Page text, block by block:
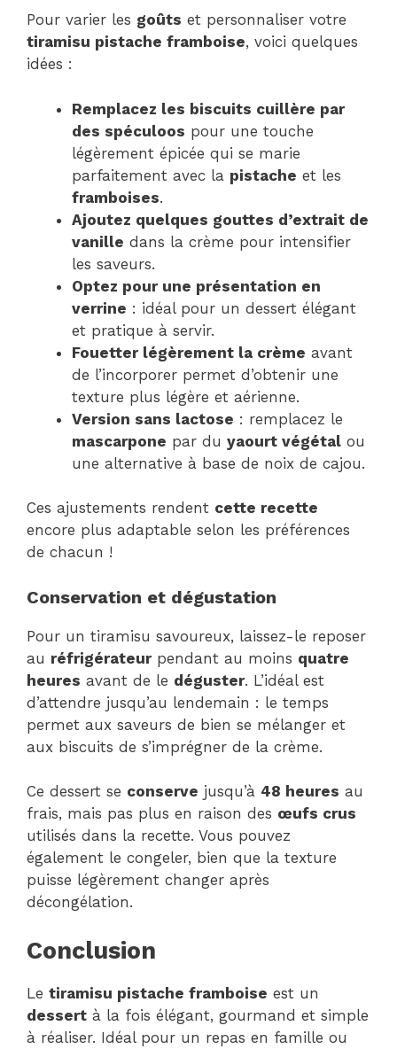
Pour varier les goûts et personnaliser votre
tiramisu pistache framboise, voici quelques
idées :
Remplacez les biscuits cuillère par
des spéculoos pour une touche
légèrement épicée qui se marie
parfaitement avec la pistache et les
framboises.
Ajoutez quelques gouttes d’extrait de
vanille dans la crème pour intensifier
les saveurs.
Optez pour une présentation en
verrine : idéal pour un dessert élégant
et pratique à servir.
Fouetter légèrement la crème avant
de l’incorporer permet d’obtenir une
texture plus légère et aérienne.
Version sans lactose : remplacez le
mascarpone par du yaourt végétal ou
une alternative à base de noix de cajou.
Ces ajustements rendent cette recette
encore plus adaptable selon les préférences
de chacun !
Conservation et dégustation
Pour un tiramisu savoureux, laissez-le reposer
au réfrigérateurpendant au moins quatre
heures avant de le déguster. L’idéal est
d’attendre jusqu’au lendemain : le temps
permet aux saveurs de bien se mélanger et
aux biscuits de s’imprégner de la crème.
Ce dessert se conserve jusqu’à 48 heures au
frais, mais pas plus en raison des œufs crus
utilisés dans la recette. Vous pouvez
également le congeler, bien que la texture
puisse légèrement changer après
décongélation.
Conclusion
Le tiramisu pistache framboise est un
dessert à la fois élégant, gourmand et simple
à réaliser. Idéal pour un repas en famille ou